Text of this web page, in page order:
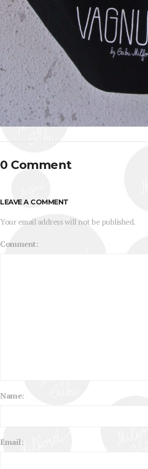
0 Comment
LEAVE A COMMENT
Your email address will not be published.
Comment:
Name:
Email: